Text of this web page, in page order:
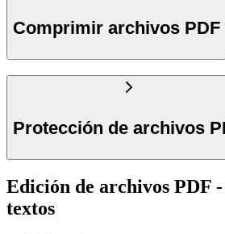
Comprimir archivos PDF
Protección de archivos
Edición de archivos PDF
textos